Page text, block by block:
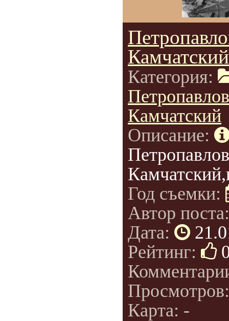
Камчатский
Категория:
Камчатский
Описание:
Год съемки:
Автор
Дата:
Рейтинг:
Карта: -